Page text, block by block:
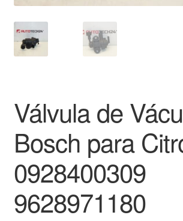
Procedimento de Reclamação
Sobre nós
Termos e Condições
Transporte
Válvula de
Bosch para
0928400309
9628971180